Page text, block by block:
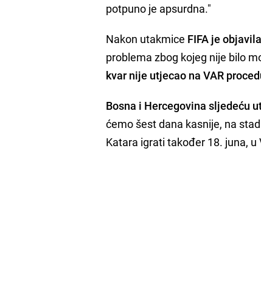
potpuno je apsurdna."
Nakon utakmice FIFA je
problema zbog kojeg nije bilo
kvar nije utjecao na VAR
Bosna i Hercegovina sljedeću
ćemo šest dana kasnije, na
Katara igrati također 18. juna,